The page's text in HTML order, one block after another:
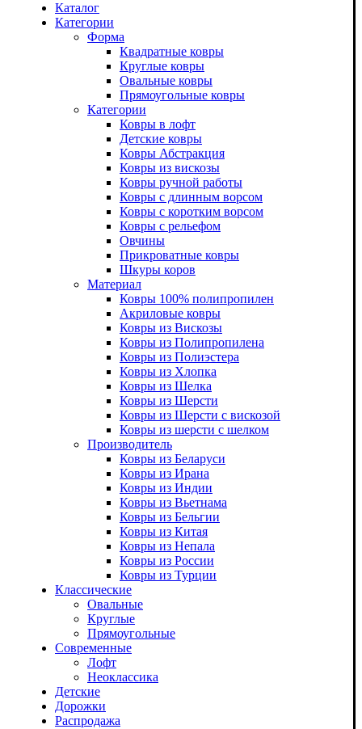
Каталог
Категории
Форма
Квадратные ковры
Круглые ковры
Овальные ковры
Прямоугольные ковры
Категории
Ковры в лофт
Детские ковры
Ковры Абстракция
Ковры из вискозы
Ковры ручной работы
Ковры с длинным ворсом
Ковры с коротким ворсом
Ковры с рельефом
Овчины
Прикроватные ковры
Шкуры коров
Материал
Ковры 100% полипропилен
Акриловые ковры
Ковры из Вискозы
Ковры из Полипропилена
Ковры из Полиэстера
Ковры из Хлопка
Ковры из Шелка
Ковры из Шерсти
Ковры из Шерсти с вискозой
Ковры из шерсти с шелком
Производитель
Ковры из Беларуси
Ковры из Ирана
Ковры из Индии
Ковры из Вьетнама
Ковры из Бельгии
Ковры из Китая
Ковры из Непала
Ковры из России
Ковры из Турции
Классические
Овальные
Круглые
Прямоугольные
Современные
Лофт
Неоклассика
Детские
Дорожки
Распродажа